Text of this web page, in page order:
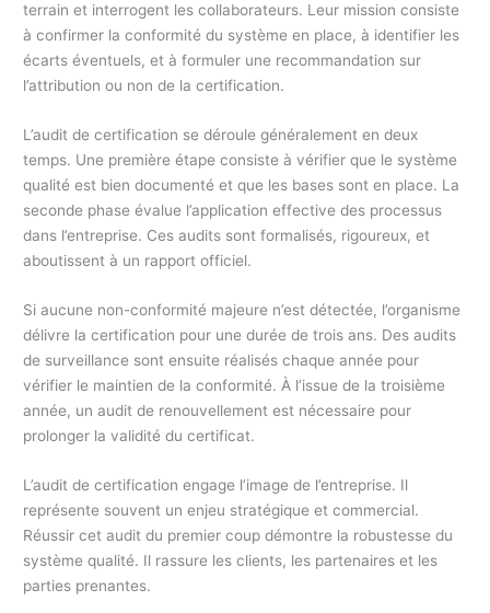
terrain et interrogent les collaborateurs. Leur mission consiste
à confirmer la conformité du système en place, à identifier les
écarts éventuels, et à formuler une recommandation sur
l’attribution ou non de la certification.
L’audit de certification se déroule généralement en deux
temps. Une première étape consiste à vérifier que le système
qualité est bien documenté et que les bases sont en place. La
seconde phase évalue l’application effective des processus
dans l’entreprise. Ces audits sont formalisés, rigoureux, et
aboutissent à un rapport officiel.
Si aucune non-conformité majeure n’est détectée, l’organisme
délivre la certification pour une durée de trois ans. Des audits
de surveillance sont ensuite réalisés chaque année pour
vérifier le maintien de la conformité. À l’issue de la troisième
année, un audit de renouvellement est nécessaire pour
prolonger la validité du certificat.
L’audit de certification engage l’image de l’entreprise. Il
représente souvent un enjeu stratégique et commercial.
Réussir cet audit du premier coup démontre la robustesse du
système qualité. Il rassure les clients, les partenaires et les
parties prenantes.